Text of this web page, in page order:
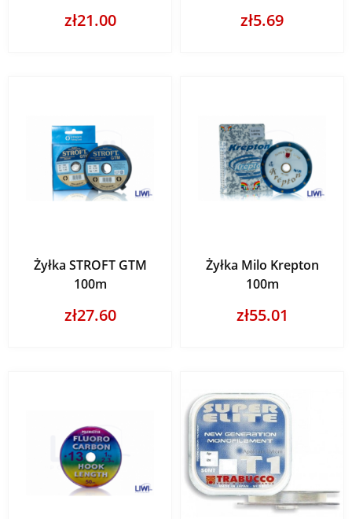
zł21.00 zł5.69
Żyłka STROFT GTM
100m
zł27.60
Żyłka Milo Krepton
100m
zł55.01